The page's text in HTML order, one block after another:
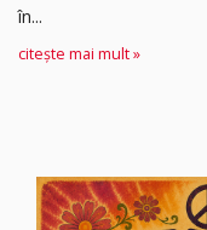
în...
citește mai mult »